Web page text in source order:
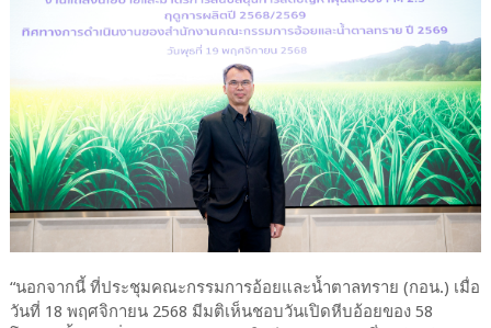
“นอกจากนี้ ที่ประชุมคณะกรรมการอ้อยและน้ำตาลทราย (กอน.) เมื่อ
วันที่ 18 พฤศจิกายน 2568 มีมติเห็นชอบวันเปิดหีบอ้อยของ 58